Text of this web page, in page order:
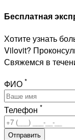
Бесплатная
Хотите узнать
Vilovit?
Свяжемся в
ФИО *
Телефон *
Отправить